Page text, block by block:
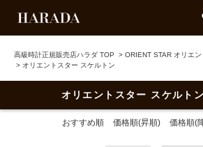
高級時計正規販売店ハラダ TOP > ORIENT STAR オリエン
> オリエントスター スケルトン
オリエントスター スケルト
おすすめ順 価格順(昇順) 価格順(